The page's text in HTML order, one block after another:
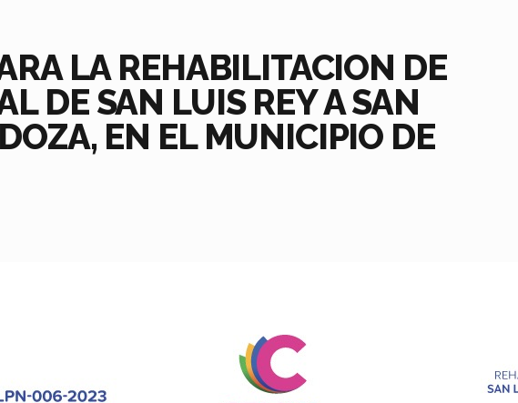
LA REHABILITACION DE
DE SAN LUIS REY A SAN
EN EL MUNICIPIO DE